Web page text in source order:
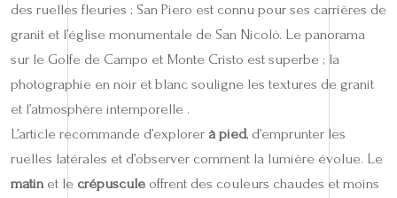
des ruelles fleuries ; San Piero est connu pour ses carrières de
granit et l’église monumentale de San Nicolò. Le panorama
sur le Golfe de Campo et Monte Cristo est superbe ; la
photographie en noir et blanc souligne les textures de granit
et l’atmosphère intemporelle .
L’article recommande d’explorer à pied, d’emprunter les
ruelles latérales et d’observer comment la lumière évolue. Le
matinet le crépuscule offrent des couleurs chaudes et moins